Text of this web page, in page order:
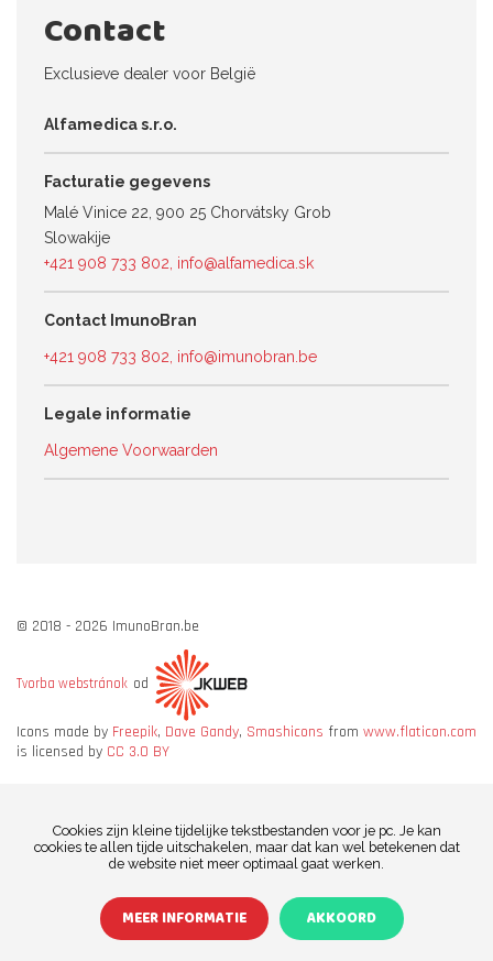
Contact
Exclusieve dealer voor België
Alfamedica s.r.o.
Facturatie gegevens
Malé Vinice 22, 900 25 Chorvátsky Grob
Slowakije
+421 908 733 802 info@alfamedica.sk
Contact ImunoBran
+421 908 733 802 info@imunobran.be
Legale informatie
Algemene Voorwaarden
© 2018 - 2026 ImunoBran.be
Tvorba webstránok od
Icons made by Freepik, Dave Gandy, Smashicons from www.flaticon.com
is licensed by CC 3.0 BY
Cookies zijn kleine tijdelijke tekstbestanden voor je pc. Je kan
cookies te allen tijde uitschakelen, maar dat kan wel betekenen dat
de website niet meer optimaal gaat werken.
MEER INFORMATIE AKKOORD